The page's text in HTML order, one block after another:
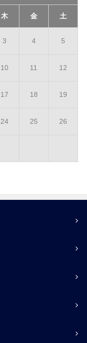
木 金 土
3 4 5
10 11 12
17 18 19
24 25 26